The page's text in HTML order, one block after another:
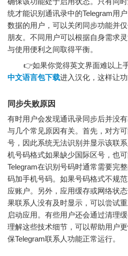
统才能识别通讯录中的Telegram用
数据的用户，可以关闭同步功能并
朋友。不同用户可以根据自身需求
与使用便利之间取得平衡。
👉如果你觉得英文界面难以上
中文语言包下载进入汉化，这样让功
同步失败原因
有时用户会发现通讯录同步后并没
与几个常见原因有关。首先，对方
号，因此系统无法识别并显示该联
机号码格式如果缺少国际区号，也可
Telegram在识别号码时通常需要完
码加手机号码。如果号码格式不规
应账户。另外，应用缓存或网络状
果联系人没有及时显示，可以尝试
启动应用。有些用户还会通过清理
理解这些技术细节，可以帮助用户
保Telegram联系人功能正常运行。